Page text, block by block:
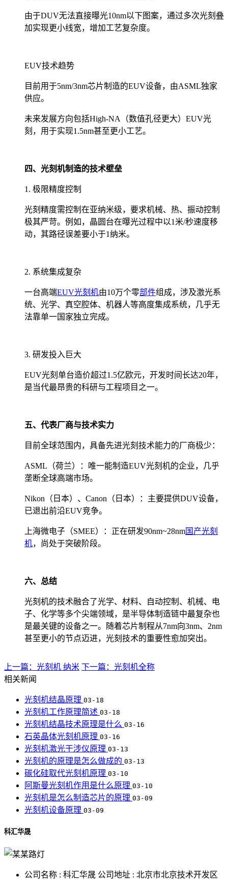
由于DUV无法直接曝光10nm以下图案，通过多次光刻叠
加实现更小线宽，增加工艺复杂度。
EUV技术趋势
目前用于5nm/3nm芯片制造的EUV设备，由ASML独家
供应。
未来发展方向包括High-NA（数值孔径更大）EUV光
刻，用于实现1.5nm甚至更小工艺。
四、光刻机制造的技术壁垒
1. 极限精度控制
光刻精度需控制在亚纳米级，要求机械、热、振动控制
极其严苛。例如，晶圆台在曝光过程中以1米/秒速度移
动，其路径误差要小于1纳米。
2. 系统集成复杂
一台高端EUV光刻机由10万个零部件组成，涉及激光系
统、光学、真空腔体、机器人等高度集成系统，几乎无
法靠单一国家独立完成。
3. 研发投入巨大
EUV光刻单台造价超过1.5亿欧元，开发时间长达20年，
是当代最昂贵的科研与工程项目之一。
五、代表厂商与技术实力
目前全球范围内，具备先进光刻技术能力的厂商极少：
ASML（荷兰）：唯一能制造EUV光刻机的企业，几乎
垄断全球高端市场。
Nikon（日本）、Canon（日本）：主要提供DUV设备，
已退出前沿EUV竞争。
上海微电子（SMEE）：正在研发90nm~28nm国产光刻
机，尚处于突破阶段。
六、总结
光刻机的技术融合了光学、材料、自动控制、机械、电
子、化学等多个尖端领域，是半导体制造链中最复杂也
是最关键的设备之一。随着芯片制程从7nm向3nm、2nm
甚至更小的节点迈进，光刻技术的重要性愈加突出。
上一篇：光刻机 纳米 下一篇：光刻机全称
相关新闻
光刻机结晶原理 03-18
光刻机工作原理简述 03-18
光刻机结晶技术原理是什么 03-16
石英晶体光刻机原理 03-16
光刻机激光干涉仪原理 03-13
光刻机的原理是怎么做成的 03-13
碳化硅取代光刻机原理 03-10
阿斯曼光刻机作用是什么原理 03-10
光刻机是怎么制造芯片的原理 03-09
光刻机设备原理 03-09
科汇华晟
公司名称 : 科汇华晟 公司地址 : 北京市北京技术开发区